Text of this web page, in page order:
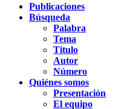
Publicaciones
Búsqueda
Palabra
Tema
Titulo
Autor
Número
Quiénes somos
Presentación
El equipo